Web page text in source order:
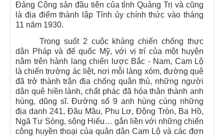
Đảng Cộng sản đầu tiên của tỉnh Quảng Trị và cũng
là địa điểm thành lập Tỉnh ủy chính thức vào tháng
11 năm 1930.
Trong suốt 2 cuộc kháng chiến chống thực
dân Pháp và đế quốc Mỹ, với vị trí của một huyện
nằm trên hành lang chiến lược Bắc - Nam, Cam Lộ
là chiến trường ác liệt, nơi mỗi làng xóm, đường quê
đã trở thành trận địa chống quân thù, những người
dân quê hiền lành, chất phác đã hóa thân thành anh
hùng, dũng sĩ. Đường số 9 anh hùng cùng những
địa danh 241, Đầu Mầu, Phu Lơ, Động Tròn, Ba Hồ,
Ngã Tư Sòng, sông Hiếu… gắn liền với những chiến
công huyền thoại của quân dân Cam Lộ và các đơn